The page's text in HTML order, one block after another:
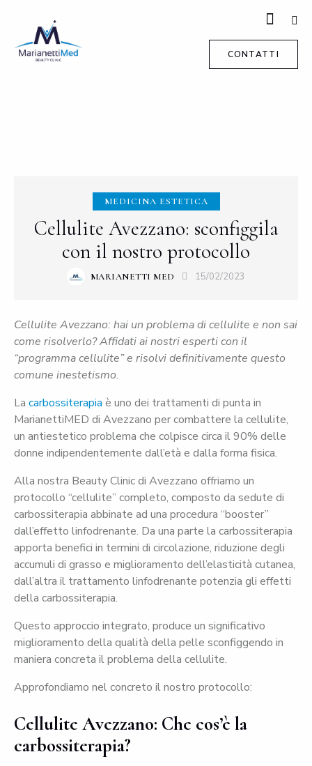
CONTATTI
MEDICINA ESTETICA
Cellulite Avezzano: sconfiggila
con il nostro protocollo
MARIANETTI MED 15/02/2023
Cellulite Avezzano: hai un problema di cellulite e non sai
come risolverlo? Affidati ai nostri esperti con il
“programma cellulite” e risolvi definitivamente questo
comune inestetismo.
La carbossiterapia è uno dei trattamenti di punta in
MarianettiMED di Avezzano per combattere la cellulite,
un antiestetico problema che colpisce circa il 90% delle
donne indipendentemente dall’età e dalla forma fisica.
Alla nostra Beauty Clinic di Avezzano offriamo un
protocollo “cellulite” completo, composto da sedute di
carbossiterapia abbinate ad una procedura “booster”
dall’effetto linfodrenante. Da una parte la carbossiterapia
apporta benefici in termini di circolazione, riduzione degli
accumuli di grasso e miglioramento dell’elasticità cutanea,
dall’altra il trattamento linfodrenante potenzia gli effetti
della carbossiterapia.
Questo approccio integrato, produce un significativo
miglioramento della qualità della pelle sconfiggendo in
maniera concreta il problema della cellulite.
Approfondiamo nel concreto il nostro protocollo:
Cellulite Avezzano: Che cos’è la
carbossiterapia?